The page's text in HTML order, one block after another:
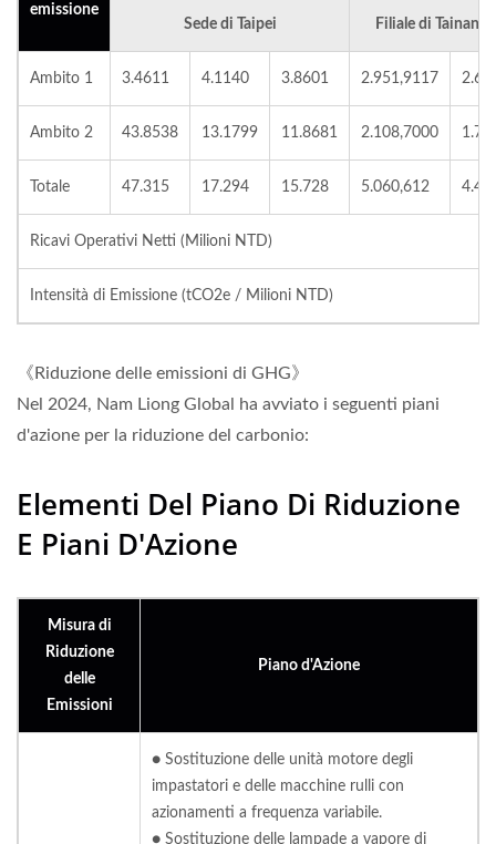
emissione
Sede di Taipei
Filiale di Tainan
Ambito 1 3.4611 4.1140 3.8601 2.951,9117
Ambito 2 43.8538 13.1799 11.8681 2.108,7000
Totale 47.315 17.294 15.728 5.060,612
Ricavi Operativi Netti (Milioni NTD)
Intensità di Emissione (tCO2e / Milioni NTD)
《Riduzione delle emissioni di GHG》
Nel 2024, Nam Liong Global ha avviato i seguenti piani
d'azione per la riduzione del carbonio:
Elementi Del Piano Di Riduzione
E Piani D'Azione
Misura di
Riduzione
delle
Emissioni
Piano d'Azione
● Sostituzione delle unità motore degli
impastatori e delle macchine rulli con
azionamenti a frequenza variabile.
● Sostituzione delle lampade a vapore di